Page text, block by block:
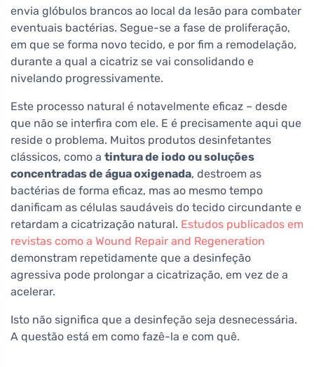
envia glóbulos brancos ao local da lesão para combater
eventuais bactérias. Segue-se a fase de proliferação,
em que se forma novo tecido, e por fim a remodelação,
durante a qual a cicatriz se vai consolidando e
nivelando progressivamente.
Este processo natural é notavelmente eficaz – desde
que não se interfira com ele. E é precisamente aqui que
reside o problema. Muitos produtos desinfetantes
clássicos, como a tintura de iodo ou soluções
concentradas de água oxigenada, destroem as
bactérias de forma eficaz, mas ao mesmo tempo
danificam as células saudáveis do tecido circundante e
retardam a cicatrização natural. Estudos publicados em
revistas como a Wound Repair and Regeneration
demonstram repetidamente que a desinfeção
agressiva pode prolongar a cicatrização, em vez de a
acelerar.
Isto não significa que a desinfeção seja desnecessária.
A questão está em como fazê-la e com quê.